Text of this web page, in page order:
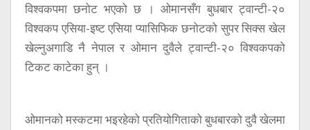
विश्वकपमा छनोट भएको छ । ओमानसँग बुधबार ट्वान्टी-२०
विश्वकप एसिया-इष्ट एसिया प्यासिफिक छनोटको सुपर सिक्स खेल
खेल्नुअगाडि नै नेपाल र ओमान दुवैले ट्वान्टी-२० विश्वकपको
टिकट काटेका हुन् ।
ओमानको मस्कटमा भइरहेको प्रतियोगिताको बुधबारको दुवै खेलमा